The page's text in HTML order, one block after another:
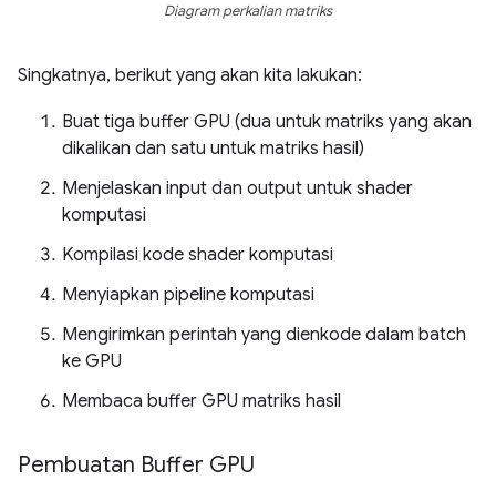
Diagram perkalian matriks
Singkatnya, berikut yang akan kita lakukan:
Buat tiga buffer GPU (dua untuk matriks yang akan
dikalikan dan satu untuk matriks hasil)
Menjelaskan input dan output untuk shader
komputasi
Kompilasi kode shader komputasi
Menyiapkan pipeline komputasi
Mengirimkan perintah yang dienkode dalam batch
ke GPU
Membaca buffer GPU matriks hasil
Pembuatan Buffer GPU